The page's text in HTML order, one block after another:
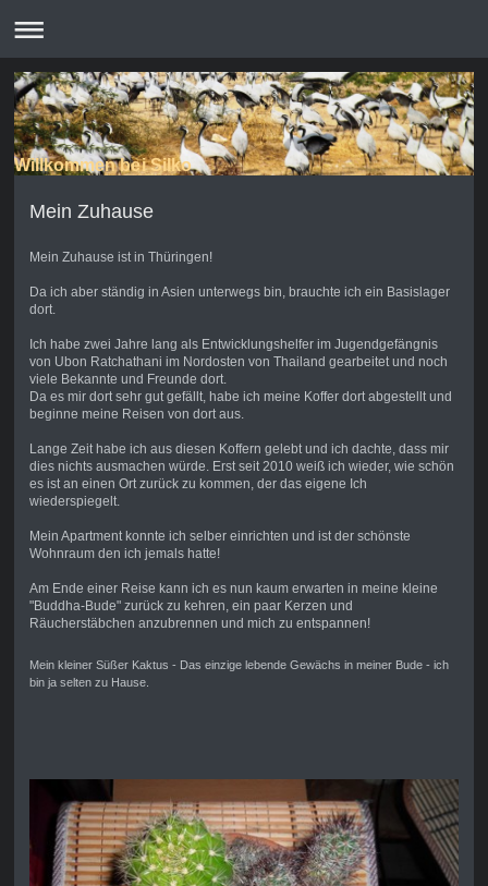
Willkommen bei Silko
Mein Zuhause
Mein Zuhause ist in Thüringen!
Da ich aber ständig in Asien unterwegs bin, brauchte ich ein Basislager
dort.
Ich habe zwei Jahre lang als Entwicklungshelfer im Jugendgefängnis
von Ubon Ratchathani im Nordosten von Thailand gearbeitet und noch
viele Bekannte und Freunde dort.
Da es mir dort sehr gut gefällt, habe ich meine Koffer dort abgestellt und
beginne meine Reisen von dort aus.
Lange Zeit habe ich aus diesen Koffern gelebt und ich dachte, dass mir
dies nichts ausmachen würde. Erst seit 2010 weiß ich wieder, wie schön
es ist an einen Ort zurück zu kommen, der das eigene Ich
wiederspiegelt.
Mein Apartment konnte ich selber einrichten und ist der schönste
Wohnraum den ich jemals hatte!
Am Ende einer Reise kann ich es nun kaum erwarten in meine kleine
"Buddha-Bude" zurück zu kehren, ein paar Kerzen und
Räucherstäbchen anzubrennen und mich zu entspannen!
Mein kleiner Süßer Kaktus - Das einzige lebende Gewächs in meiner Bude - ich
bin ja selten zu Hause.